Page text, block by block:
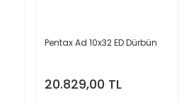
Pentax Ad 10x32 ED Dürbün
20.829,00 TL